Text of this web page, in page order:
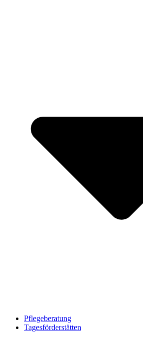
Pflegeberatung
Tagesförderstätten